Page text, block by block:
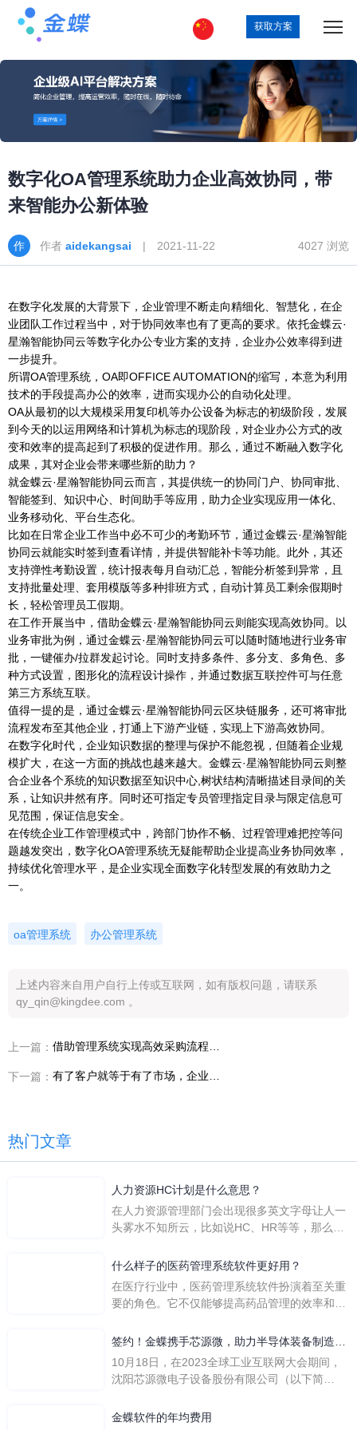
获取方案
数字化OA管理系统助力企业高效协同，带
来智能办公新体验
作者 aidekangsai | 2021-11-22 4027 浏览
在数字化发展的大背景下，企业管理不断走向精细化、智慧化，在企
业团队工作过程当中，对于协同效率也有了更高的要求。依托金蝶云·
星瀚智能协同云等数字化办公专业方案的支持，企业办公效率得到进
一步提升。
所谓OA管理系统，OA即OFFICE AUTOMATION的缩写，本意为利用
技术的手段提高办公的效率，进而实现办公的自动化处理。
OA从最初的以大规模采用复印机等办公设备为标志的初级阶段，发展
到今天的以运用网络和计算机为标志的现阶段，对企业办公方式的改
变和效率的提高起到了积极的促进作用。那么，通过不断融入数字化
成果，其对企业会带来哪些新的助力？
就金蝶云·星瀚智能协同云而言，其提供统一的协同门户、协同审批、
智能签到、知识中心、时间助手等应用，助力企业实现应用一体化、
业务移动化、平台生态化。
比如在日常企业工作当中必不可少的考勤环节，通过金蝶云·星瀚智能
协同云就能实时签到查看详情，并提供智能补卡等功能。此外，其还
支持弹性考勤设置，统计报表每月自动汇总，智能分析签到异常，且
支持批量处理、套用模版等多种排班方式，自动计算员工剩余假期时
长，轻松管理员工假期。
在工作开展当中，借助金蝶云·星瀚智能协同云则能实现高效协同。以
业务审批为例，通过金蝶云·星瀚智能协同云可以随时随地进行业务审
批，一键催办/拉群发起讨论。同时支持多条件、多分支、多角色、多
种方式设置，图形化的流程设计操作，并通过数据互联控件可与任意
第三方系统互联。
值得一提的是，通过金蝶云·星瀚智能协同云区块链服务，还可将审批
流程发布至其他企业，打通上下游产业链，实现上下游高效协同。
在数字化时代，企业知识数据的整理与保护不能忽视，但随着企业规
模扩大，在这一方面的挑战也越来越大。金蝶云·星瀚智能协同云则整
合企业各个系统的知识数据至知识中心,树状结构清晰描述目录间的关
系，让知识井然有序。同时还可指定专员管理指定目录与限定信息可
见范围，保证信息安全。
在传统企业工作管理模式中，跨部门协作不畅、过程管理难把控等问
题越发突出，数字化OA管理系统无疑能帮助企业提高业务协同效率，
持续优化管理水平，是企业实现全面数字化转型发展的有效助力之
一。
oa管理系统 办公管理系统
上述内容来自用户自行上传或互联网，如有版权问题，请联系
qy_qin@kingdee.com 。
上一篇：
下一篇：
热门文章
人力资源HC计划是什么意思？
在人力资源管理部门会出现很多英文字母让人一
头雾水不知所云，比如说HC、HR等等，那么它
么呢？
什么样子的医药管理系统软件更好用？
在医疗行业中，医药管理系统软件扮演着至关重
要的角色。它不仅能够提高药品管理的效率和准
一个好用的医药管理系统软件应具备以下特点。
地进行操作。 复杂的
签约！金蝶携手芯源微，助力半导体装备制造领
先企业迈向世界
10月18日，在2023全球工业互联网大会期间，
沈阳芯源微电子设备股份有限公司（以下简
下简称“金蝶”）在辽宁沈阳签署战略合作协议。
金蝶软件的年均费用